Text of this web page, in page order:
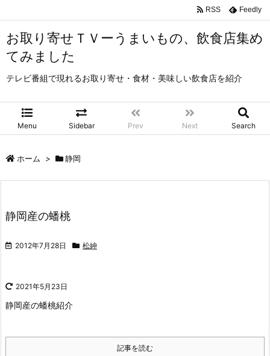
お取り寄せＴＶーうまいもの、飲食店集め
てみました
テレビ番組で現れるお取り寄せ・食材・美味しい飲食店を紹介
Menu Sidebar Prev Next Search
RSS Feedly
ホーム > 静岡
静岡産の蟠桃
2012年7月28日 松紳
2021年5月23日
静岡産の蟠桃紹介
記事を読む